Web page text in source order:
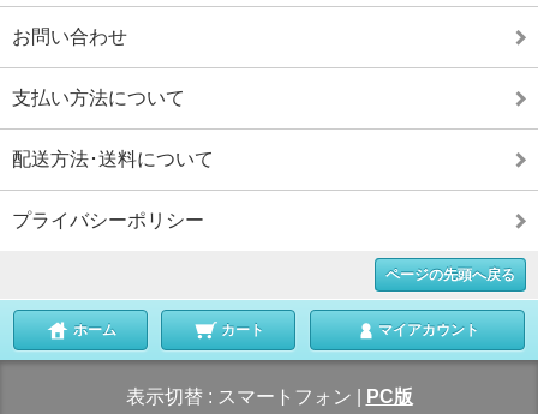
お問い合わせ
支払い方法について
配送方法･送料について
プライバシーポリシー
ページの先頭へ戻る
ホーム カート マイアカウント
表示切替 : スマートフォン PC版